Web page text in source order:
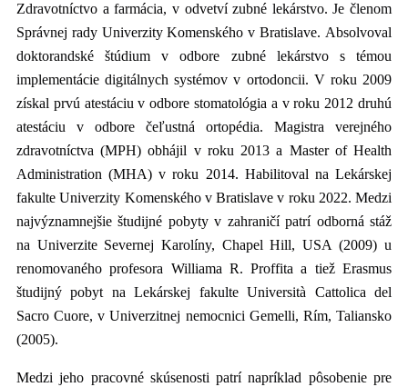
Zdravotníctvo a farmácia, v odvetví zubné lekárstvo. Je členom
Správnej rady Univerzity Komenského v Bratislave. Absolvoval
doktorandské štúdium v odbore zubné lekárstvo s témou
implementácie digitálnych systémov v ortodoncii. V roku 2009
získal prvú atestáciu v odbore stomatológia a v roku 2012 druhú
atestáciu v odbore čeľustná ortopédia. Magistra verejného
zdravotníctva (MPH) obhájil v roku 2013 a Master of Health
Administration (MHA) v roku 2014. Habilitoval na Lekárskej
fakulte Univerzity Komenského v Bratislave v roku 2022. Medzi
najvýznamnejšie študijné pobyty v zahraničí patrí odborná stáž
na Univerzite Severnej Karolíny, Chapel Hill, USA (2009) u
renomovaného profesora Williama R. Proffita a tiež Erasmus
študijný pobyt na Lekárskej fakulte Università Cattolica del
Sacro Cuore, v Univerzitnej nemocnici Gemelli, Rím, Taliansko
(2005).
Medzi jeho pracovné skúsenosti patrí napríklad pôsobenie pre